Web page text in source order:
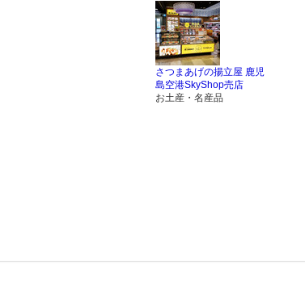
さつまあげの揚立屋 鹿児
島空港SkyShop売店
お土産・名産品